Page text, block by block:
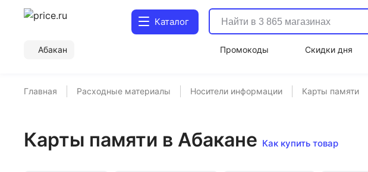
Каталог
Абакан
Промокоды Скидки дня
Главная Расходные материалы Носители информации Карты памяти
Карты памяти в Абакане Как купить товар